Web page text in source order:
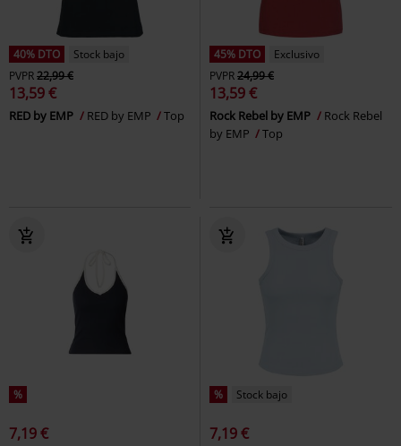
40% DTO
Stock bajo
PVPR22,99 €
13,59 €
RED by EMP RED by EMP Top
45% DTO
Exclusivo
PVPR24,99 €
13,59 €
Rock Rebel by EMP
Rock Rebel
by EMP
Top
%
7,19 €
% Stock bajo
7,19 €